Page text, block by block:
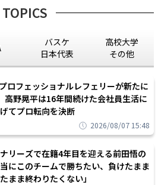
TOPICS
バスケ
日本代表
高校大学
その他
ロフェッショナルレフェリーが新たに
高野晃平は16年間続けた会社員生活に
てプロ転向を決断
2026/08/07 15:48
リーズで在籍4年目を迎える前田悟の
にこのチームで勝ちたい、負けたまま
まま終わりたくない」